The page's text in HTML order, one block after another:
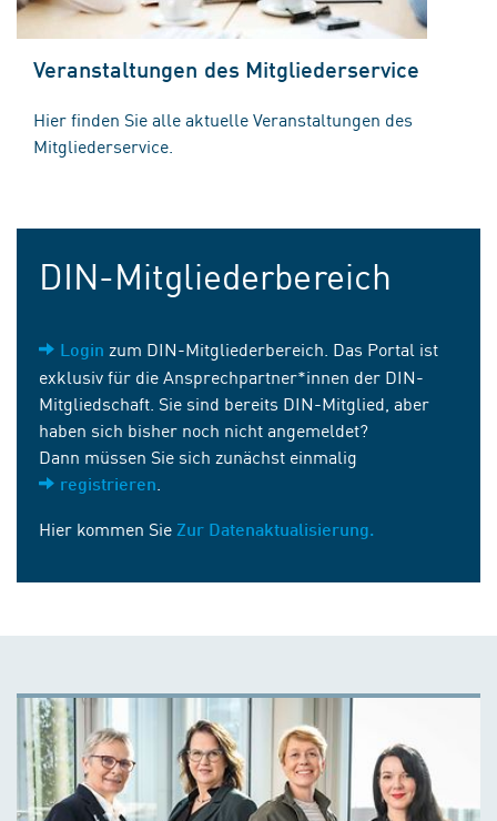
Veranstaltungen des Mitgliederservice
Hier finden Sie alle aktuelle Veranstaltungen des
Mitgliederservice.
DIN-Mitgliederbereich
Login zum DIN-Mitgliederbereich. Das Portal ist
exklusiv für die Ansprechpartner*innen der DIN-
Mitgliedschaft. Sie sind bereits DIN-Mitglied, aber
haben sich bisher noch nicht angemeldet?
Dann müssen Sie sich zunächst einmalig
registrieren
Hier kommen Sie Zur Datenaktualisierung.